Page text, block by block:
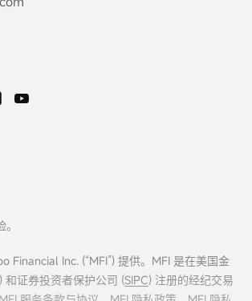
Financial Inc. (“MFI”) 提供。MFI 是在美国金
和证券投资者保护公司 (SIPC) 注册的经纪交易